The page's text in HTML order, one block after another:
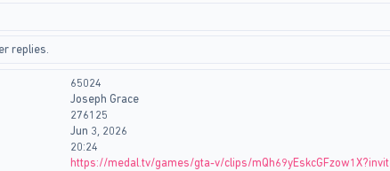
a replies.
65024
Joseph Grace
276125
Jun 3, 2026
20:24
https://medal.tv/games/gta-v/clips/